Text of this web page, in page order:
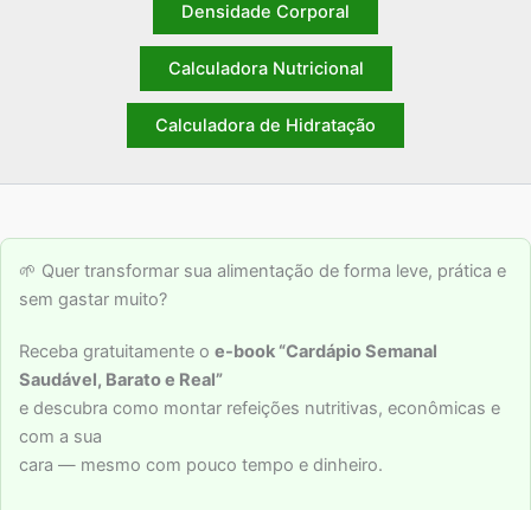
Densidade Corporal
Calculadora Nutricional
Calculadora de Hidratação
🌱 Quer transformar sua alimentação de forma leve, prática e
sem gastar muito?
Receba gratuitamente o e-book “Cardápio Semanal
Saudável, Barato e Real”
e descubra como montar refeições nutritivas, econômicas e
com a sua
cara — mesmo com pouco tempo e dinheiro.